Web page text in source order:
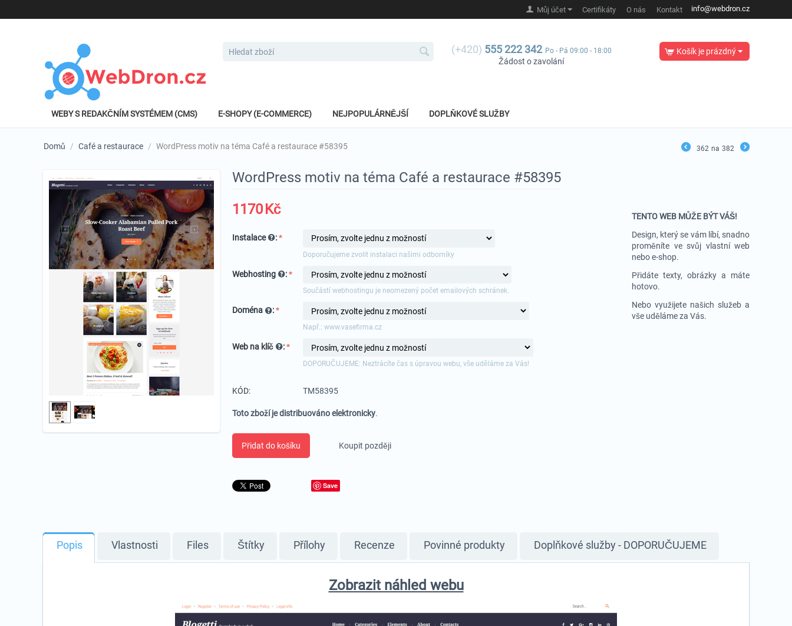
info@webdron.cz
Certifikáty O nás Kontakt
Můj účet
(+420) 555 222 342 Po - Pá 09:00 - 18:00
Žádost o zavolání
Košík je prázdný
WEBY S REDAKČNÍM SYSTÉMEM (CMS) E-SHOPY (E-COMMERCE) NEJPOPULÁRNĚJŠÍ DOPLŇKOVÉ SLUŽBY
Domů / Café a restaurace / WordPress motiv na téma Café a restaurace #58395 362 na 382
WordPress motiv na téma Café a restaurace #58395
TENTO WEB MŮŽE BÝT VÁŠ!
Design, který se vám líbí, snadno
proměníte ve svůj vlastní web
nebo e-shop.
Přidáte texty, obrázky a máte
hotovo.
Nebo využijete našich služeb a
vše uděláme za Vás.
1170Kč
Instalace :
Doporučujeme zvolit instalaci našimi odborníky
Webhosting :
Součástí webhostingu je neomezený počet emailových schránek.
Doména :
Např.: www.vasefirma.cz
Web na klíč :
DOPORUČUJEME: Neztrácíte čas s úpravou webu, vše uděláme za Vás!
KÓD: TM58395
Toto zboží je distribuováno elektronicky.
Přidat do košíku Koupit později
Save
Popis Vlastnosti Files Štítky Přílohy Recenze Povinné produkty Doplňkové služby - DOPORUČUJEME
Zobrazit náhled webu